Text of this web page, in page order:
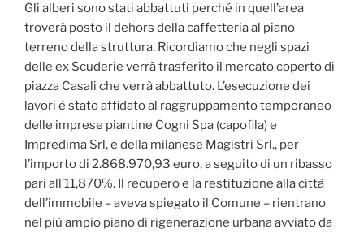
Gli alberi sono stati abbattuti perché in quell’area
troverà posto il dehors della caffetteria al piano
terreno della struttura. Ricordiamo che negli spazi
delle ex Scuderie verrà trasferito il mercato coperto di
piazza Casali che verrà abbattuto. L’esecuzione dei
lavori è stato affidato al raggruppamento temporaneo
delle imprese piantine Cogni Spa (capofila) e
Impredima Srl, e della milanese Magistri Srl., per
l’importo di 2.868.970,93 euro, a seguito di un ribasso
pari all’11,870%. Il recupero e la restituzione alla città
dell’immobile – aveva spiegato il Comune – rientrano
nel più ampio piano di rigenerazione urbana avviato da